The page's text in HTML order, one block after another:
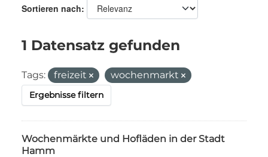
Sortieren nach
1 Datensatz gefunden
Tags: freizeit wochenmarkt
Ergebnisse filtern
Wochenmärkte und Hofläden in der Stadt
Hamm